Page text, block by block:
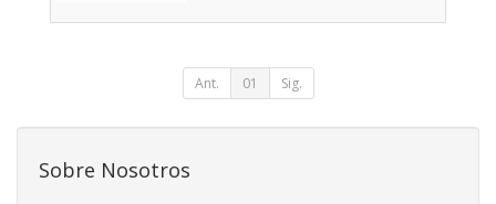
Ant. 01 Sig.
Sobre Nosotros